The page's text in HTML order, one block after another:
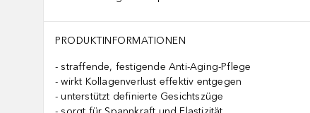
PRODUKTINFORMATIONEN
straffende, festigende Anti-Aging-Pflege
wirkt Kollagenverlust effektiv entgegen
unterstützt definierte Gesichtszüge